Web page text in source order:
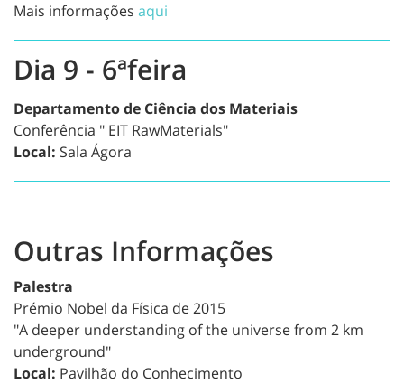
Mais informações aqui
Dia 9 - 6ªfeira
Departamento de Ciência dos Materiais
Conferência " EIT RawMaterials"
Local: Sala Ágora
Outras Informações
Palestra
Prémio Nobel da Física de 2015
"A deeper understanding of the universe from 2 km
underground"
Local: Pavilhão do Conhecimento